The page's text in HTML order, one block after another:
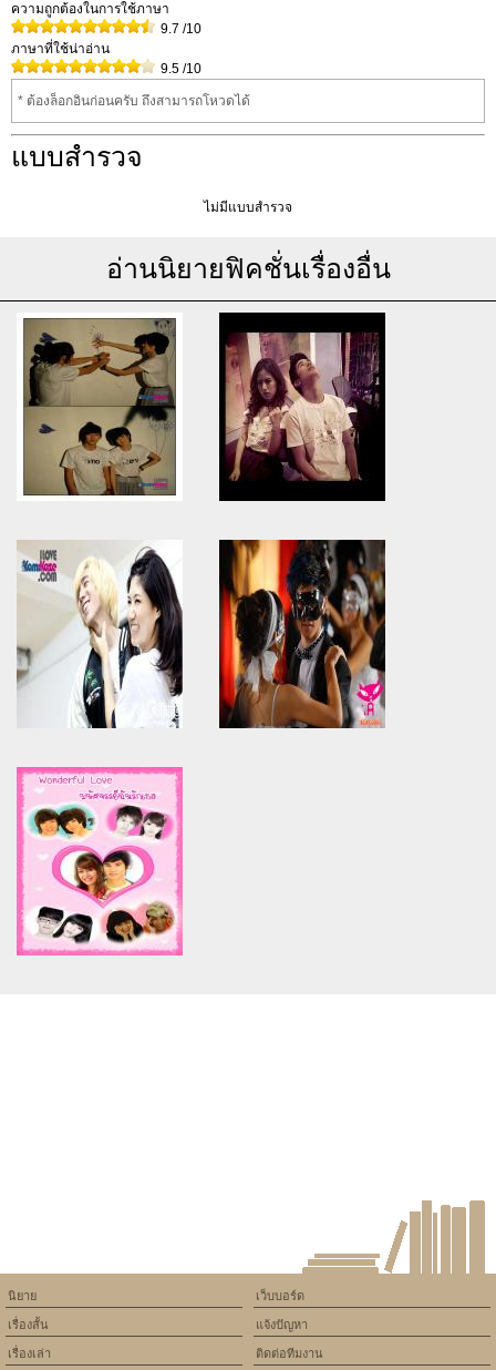
ความถูกต้องในการใช้ภาษา
9.7 /10
ภาษาที่ใช้น่าอ่าน
9.5 /10
* ต้องล็อกอินก่อนครับ ถึงสามารถโหวดได้
แบบสำรวจ
ไม่มีแบบสำรวจ
อ่านนิยายฟิคชั่นเรื่องอื่น
Warning: Use of undefined
constant article_topic -
assumed 'article_topic' (this
will throw an Error in a future
version of PHP) in
/home/keedkean/domains/keedkean.com/public_html/include/article/
on line534
LoVe AhOliC ..TK
Warning: Use of undefined
constant article_topic -
assumed 'article_topic' (this
will throw an Error in a future
version of PHP) in
/home/keedkean/domains/
on line534
it's you babe..PF
Warning: Use of undefined
constant article_topic -
assumed 'article_topic' (this
will throw an Error in a future
version of PHP) in
/home/keedkean/domains/keedkean.com/public_html/include/article/
on line534
so sorry i'm just love Aholic.
KF
เว็บบอร์ด
แจ้งปัญหา
ติดต่อทีมงาน
นิยาย
เรื่องสั้น
เรื่องเล่า